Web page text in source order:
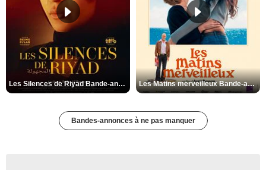
Les Silences de Riyad Bande-annonce VO STFR Les Matins merveilleux Bande-annonce VF
Bandes-annonces à ne pas manquer